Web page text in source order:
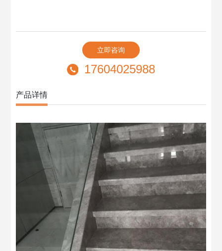
立即咨询
17604025988
产品详情